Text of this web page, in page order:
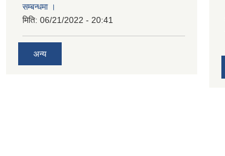
सम्बन्धमा ।
मिति: 06/21/2022 - 20:41
अन्य